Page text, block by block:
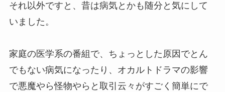
それ以外ですと、昔は病気とかも随分と気にして
いました。
家庭の医学系の番組で、ちょっとした原因でとん
でもない病気になったり、オカルトドラマの影響
で悪魔やら怪物やらと取引云々がすごく簡単にで